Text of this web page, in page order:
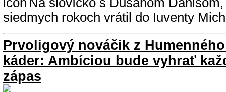
siedmych rokoch vrátil do Iuventy
Prvoligový nováčik z
káder: Ambíciou bude vyhrať
zápas